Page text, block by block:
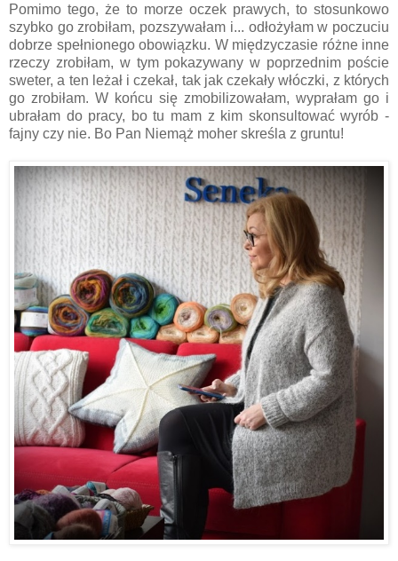
Pomimo tego, że to morze oczek prawych, to stosunkowo
szybko go zrobiłam, pozszywałam i... odłożyłam w poczuciu
dobrze spełnionego obowiązku. W międzyczasie różne inne
rzeczy zrobiłam, w tym pokazywany w poprzednim poście
sweter, a ten leżał i czekał, tak jak czekały włóczki, z których
go zrobiłam. W końcu się zmobilizowałam, wyprałam go i
ubrałam do pracy, bo tu mam z kim skonsultować wyrób -
fajny czy nie. Bo Pan Niemąż moher skreśla z gruntu!